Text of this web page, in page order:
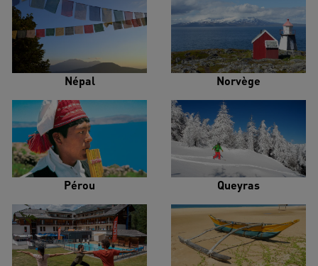
Népal Norvège
Pérou Queyras